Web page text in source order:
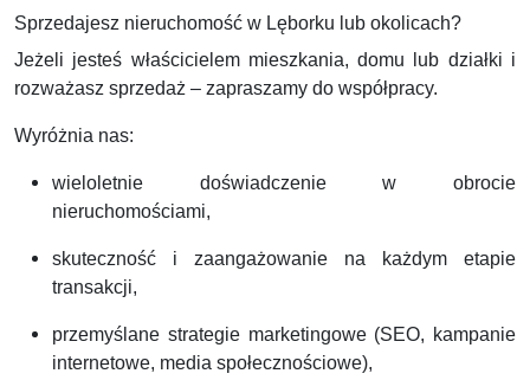
Sprzedajesz nieruchomość w Lęborku lub okolicach?
Jeżeli jesteś właścicielem mieszkania, domu lub działki i
rozważasz sprzedaż – zapraszamy do współpracy.
Wyróżnia nas:
wieloletnie doświadczenie w obrocie
nieruchomościami,
skuteczność i zaangażowanie na każdym etapie
transakcji,
przemyślane strategie marketingowe (SEO, kampanie
internetowe, media społecznościowe),